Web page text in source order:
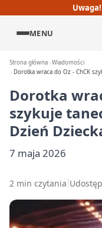
MENU
Strona główna Wiadomości
Dorotka wraca do Oz - ChCK
Dorotka
szykuje
Dzień
7 maja 2026
2 min czytania